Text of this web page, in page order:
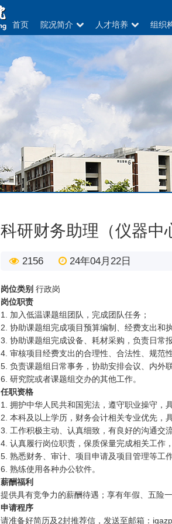
首页 院况简介 人才培养 组织
科研财务助理（仪器中
2156 24年04月22日
岗位类别 行政岗
岗位职责
1. 加入低温课题组团队，完成团队任务；
2. 协助课题组完成项目预算编制、经费支出和
3. 协助课题组完成设备、耗材采购，负责日常
4. 审核项目经费支出的合理性、合法性、规范
5. 负责课题组日常事务，协助安排会议、内外
6. 研究院或者课题组交办的其他工作。
任职资格
1. 拥护中华人民共和国宪法，遵守职业操守，
2. 本科及以上学历，财务会计相关专业优先，
3. 工作积极主动、认真细致，有良好的沟通交
4. 认真履行岗位职责，保质保量完成相关工作
5. 熟悉财务、审计、项目申请及项目管理等工
6. 熟练使用各种办公软件。
薪酬福利
提供具有竞争力的薪酬待遇；享有年假、五险
申请程序
请准备好简历及2封推荐信，发送至邮箱：